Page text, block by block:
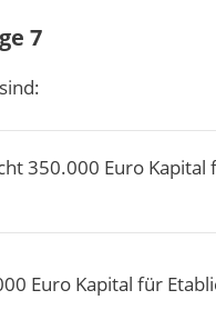
7
350.000 Euro
Euro Kapital für